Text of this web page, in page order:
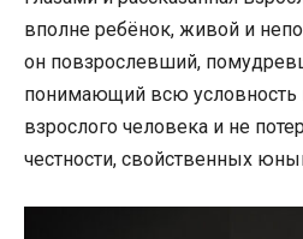
вполне ребёнок, живой и
он повзрослевший,
понимающий всю условность
взрослого человека и не
честности, свойственных